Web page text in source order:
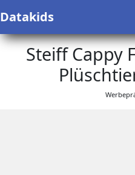
Datakids
Steiff Cappy